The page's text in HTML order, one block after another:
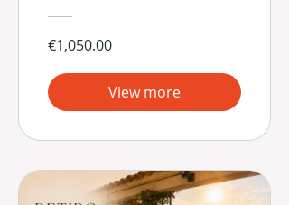
€1,050.00
View more